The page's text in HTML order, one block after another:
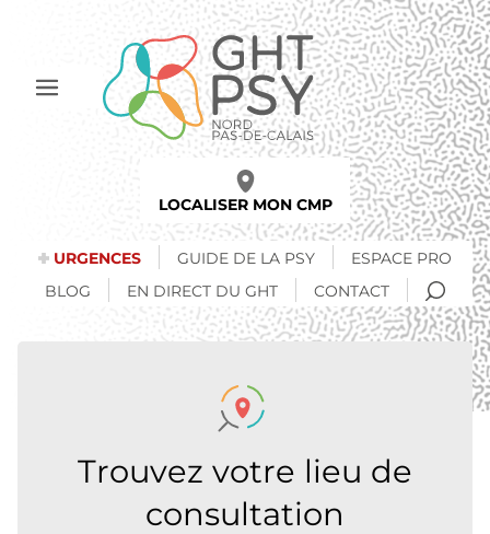
principal
Afficher
LOCALISER MON CMP
URGENCES GUIDE DE LA PSY
ESPACE PRO
BLOG
EN DIRECT DU GHT CONTACT
Trouvez votre lieu de
consultation